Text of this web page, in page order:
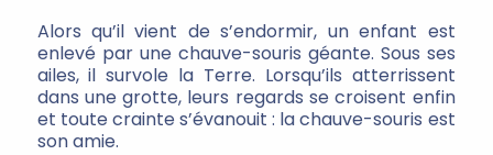
Alors qu’il vient de s’endormir, un enfant est
enlevé par une chauve-souris géante. Sous ses
ailes, il survole la Terre. Lorsqu’ils atterrissent
dans une grotte, leurs regards se croisent enfin
et toute crainte s’évanouit : la chauve-souris est
son amie.